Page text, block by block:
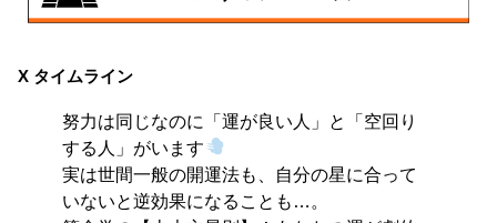
興味のある分野で、熟練を志す日。なんとなくではな
す。
X タイムライン
努力は同じなのに「運が良い人」と「空回り
する人」がいます
実は世間一般の開運法も、自分の星に合って
いないと逆効果になることも…。